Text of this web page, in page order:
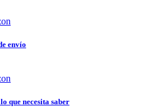
envío
que necesita saber